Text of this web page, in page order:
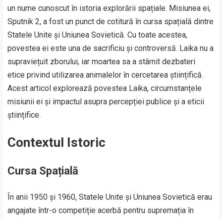
un nume cunoscut în istoria explorării spațiale. Misiunea ei,
Sputnik 2, a fost un punct de cotitură în cursa spațială dintre
Statele Unite și Uniunea Sovietică. Cu toate acestea,
povestea ei este una de sacrificiu și controversă. Laika nu a
supraviețuit zborului, iar moartea sa a stârnit dezbateri
etice privind utilizarea animalelor în cercetarea științifică.
Acest articol explorează povestea Laika, circumstanțele
misiunii ei și impactul asupra percepției publice și a eticii
științifice.
Contextul Istoric
Cursa Spațială
În anii 1950 și 1960, Statele Unite și Uniunea Sovietică erau
angajate într-o competiție acerbă pentru supremația în